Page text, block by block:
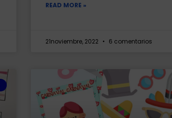
READ MORE »
21noviembre, 2022 6 comentarios